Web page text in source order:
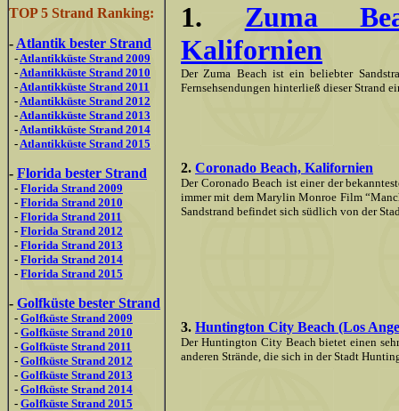
TOP 5 Strand Ranking:
- Atlantik bester Strand
-Atlantikküste Strand 2009
-Atlantikküste Strand 2010
-Atlantikküste Strand 2011
-Atlantikküste Strand 2012
-Atlantikküste Strand 2013
-Atlantikküste Strand 2014
-Atlantikküste Strand 2015
- Florida bester Strand
- Florida Strand 2009
- Florida Strand 2010
- Florida Strand 2011
- Florida Strand 2012
- Florida Strand 2013
- Florida Strand 2014
- Florida Strand 2015
- Golfküste bester Strand
- Golfküste Strand 2009
- Golfküste Strand 2010
- Golfküste Strand 2011
- Golfküste Strand 2012
- Golfküste Strand 2013
- Golfküste Strand 2014
- Golfküste Strand 2015
1. Zuma
Kalifornien
Der Zuma Beach ist ein beliebter
Fernsehsendungen hinterließ dieser Strand
2. Coronado Beach, Kalifornien
Der Coronado Beach ist einer der
immer mit dem Marylin Monroe Film
Sandstrand befindet sich südlich von der
3. Huntington City Beach (Los
Der Huntington City Beach bietet einen
anderen Strände, die sich in der Stadt